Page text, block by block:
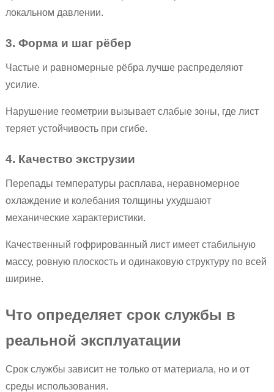
локальном давлении.
3. Форма и шаг рёбер
Частые и равномерные рёбра лучше распределяют
усилие.
Нарушение геометрии вызывает слабые зоны, где лист
теряет устойчивость при сгибе.
4. Качество экструзии
Перепады температуры расплава, неравномерное
охлаждение и колебания толщины ухудшают
механические характеристики.
Качественный гофрированный лист имеет стабильную
массу, ровную плоскость и одинаковую структуру по всей
ширине.
Что определяет срок службы в
реальной эксплуатации
Срок службы зависит не только от материала, но и от
среды использования.